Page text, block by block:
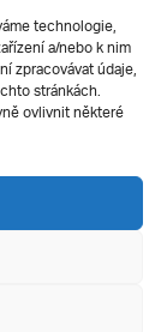
technologie,
a/nebo k nim
zpracovávat údaje,
stránkách.
ovlivnit některé